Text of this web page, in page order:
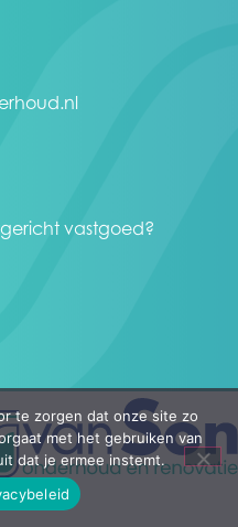
vastgoed?
te zorgen dat onze site zo
met het gebruiken van
dat je ermee instemt.